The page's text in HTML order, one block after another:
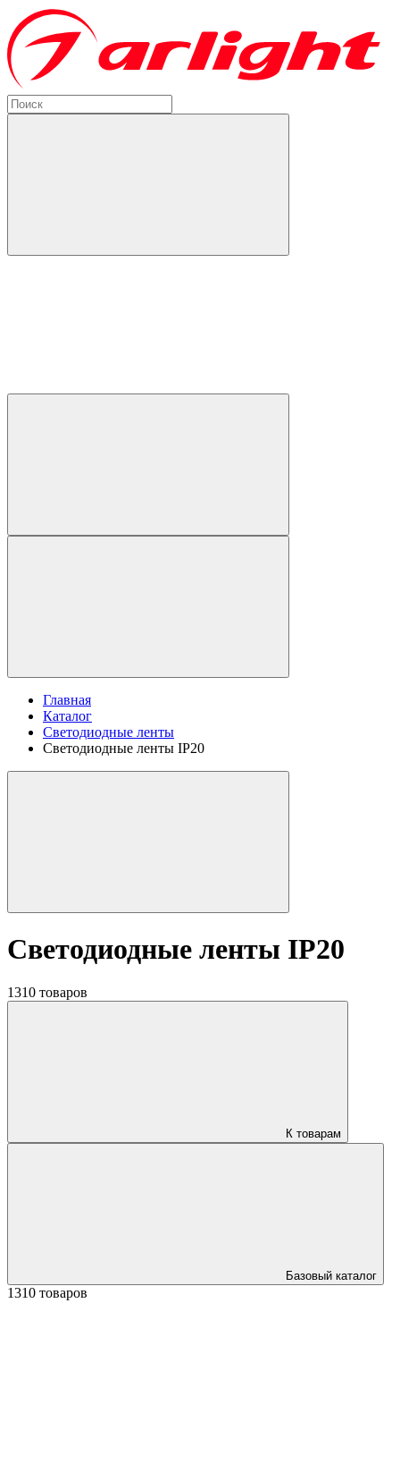
Главная
Каталог
Светодиодные ленты
Светодиодные ленты IP20
Светодиодные ленты IP20
1310 товаров
К товарам
Базовый каталог
1310 товаров